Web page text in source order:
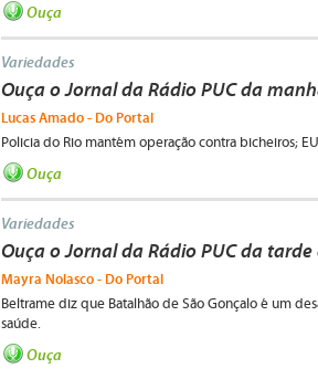
Ouça
Variedades
Ouça o Jornal da Rádio PUC da
Lucas Amado - Do Portal
Policia do Rio mantém operação contra bicheiros;
Ouça
Variedades
Ouça o Jornal da Rádio PUC da
Mayra Nolasco - Do Portal
Beltrame diz que Batalhão de São Gonçalo é um
saúde.
Ouça